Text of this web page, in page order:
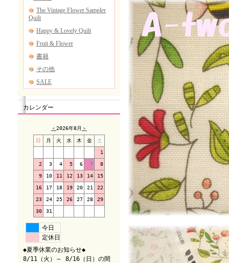
カレンダー
＜2026年8月 ＞
日 月 火 水 木 金 土
1
2 3 4 5 6 7 8
9 10 11 12 13 14 15
16 17 18 19 20 21 22
23 24 25 26 27 28 29
30 31
今日
定休日
◆夏季休業のお知らせ◆
8/11（火）～ 8/16（日）の間